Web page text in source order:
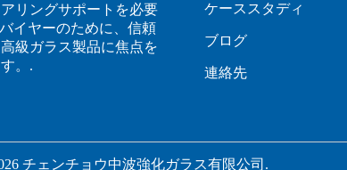
リングサポートを必要
イヤーのために、信頼
級ガラス製品に焦点を
。.
ケーススタディ
ブログ
連絡先
チェンチョウ中波強化ガラス有限公司.